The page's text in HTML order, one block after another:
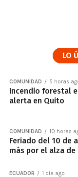
LO
COMUNIDAD 5 horas
Incendio forestal
alerta en Quito
COMUNIDAD 10 horas
Feriado del 10 de
más por el alza de
ECUADOR 1 día ago